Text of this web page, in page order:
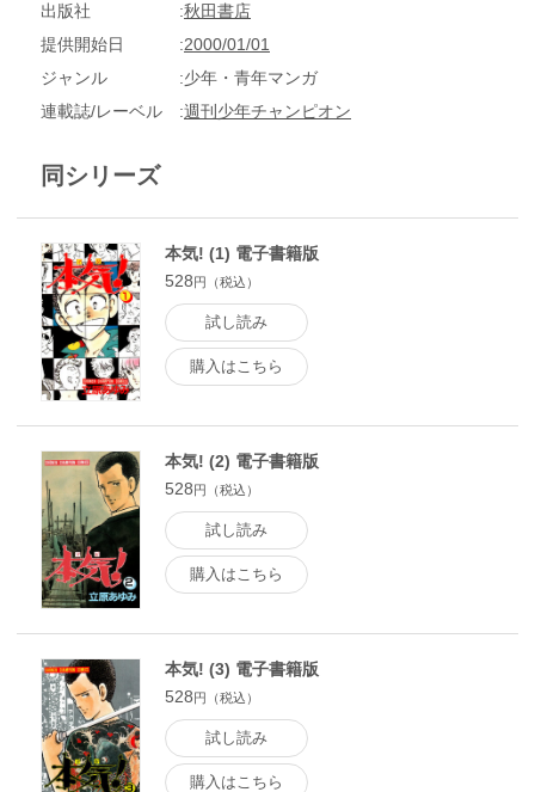
出版社
秋田書店
提供開始日
2000/01/01
ジャンル
少年・青年マンガ
連載誌/レーベル
週刊少年チャンピオン
同シリーズ
本気! (1) 電子書籍版
528円（税込）
試し読み
購入はこちら
本気! (2) 電子書籍版
528円（税込）
試し読み
購入はこちら
本気! (3) 電子書籍版
528円（税込）
試し読み
購入はこちら